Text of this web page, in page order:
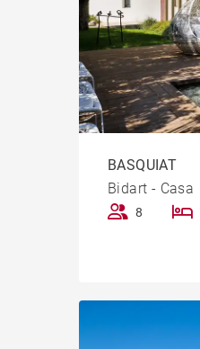
BASQUIAT
Bidart - Casa
8